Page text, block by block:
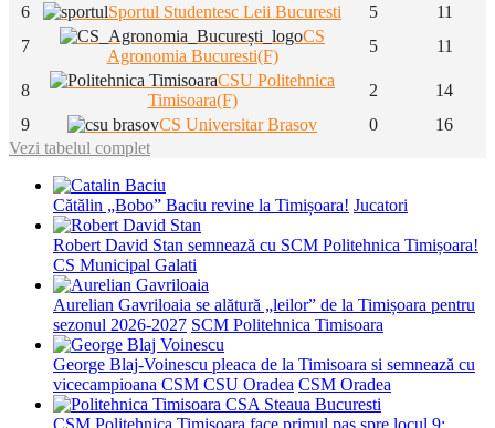
6
Sportul Studentesc Leii Bucuresti 5
11
7
CS
Agronomia Bucuresti(F)
5 11
8
CSU Politehnica
Timisoara(F)
2
14
9
CS Universitar Brasov 0
16
Vezi tabelul complet
Cătălin „Bobo” Baciu revine la Timișoara! Jucatori
Robert David Stan semnează cu SCM Politehnica Timișoara!
CS Municipal Galati
Aurelian Gavriloaia se alătură „leilor” de la Timișoara pentru
sezonul 2026-2027 SCM Politehnica Timisoara
George Blaj-Voinescu pleaca de la Timisoara si semnează cu
vicecampioana CSM CSU Oradea CSM Oradea
CSM Politehnica Timișoara face primul pas spre locul 9: